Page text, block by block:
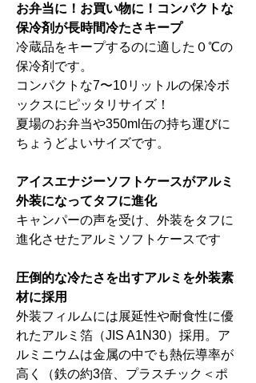
お弁当に！お買い物に！コンパクトな
保冷剤が長時間冷たさキープ
冷蔵品をキープするのに適した０℃の
保冷剤です。
コンパクトな7〜10リットルの保冷ボ
ックスにピッタリサイズ！
夏場のお弁当や350ml缶の持ち運びに
ちょうどよいサイズです。
アイスエナジーソフトケースがアルミ
外装になってタフに進化
キャンパーの声を受け、外装をタフに
進化させたアルミソフトケースです
圧倒的な冷たさを出すアルミを外装素
材に採用
外装フィルムには展延性や耐食性に優
れたアルミ箔（JIS A1N30）採用。ア
ルミニウムは金属の中でも熱伝導率が
高く（鉄の約3倍、プラスチック＜ポ